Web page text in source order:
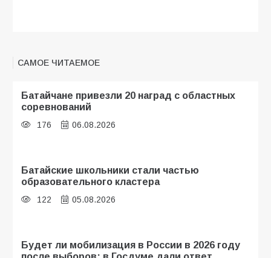
САМОЕ ЧИТАЕМОЕ
Батайчане привезли 20 наград с областных
соревнований
176 06.08.2026
Батайские школьники стали частью
образовательного кластера
122 05.08.2026
Будет ли мобилизация в России в 2026 году